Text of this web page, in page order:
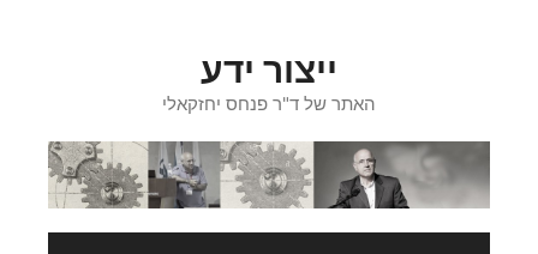
ייצור ידע
האתר של ד"ר פנחס יחזקאלי